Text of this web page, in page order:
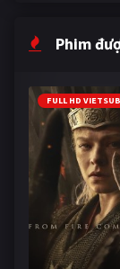
Phim
FULL HD VIETSUB